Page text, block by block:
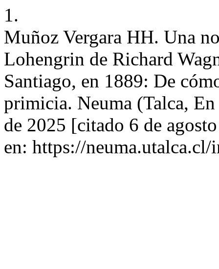
1.
Muñoz Vergara HH. Una
Lohengrin de Richard
Santiago, en 1889: De
primicia. Neuma (Talca,
de 2025 [citado 6 de
en: https://